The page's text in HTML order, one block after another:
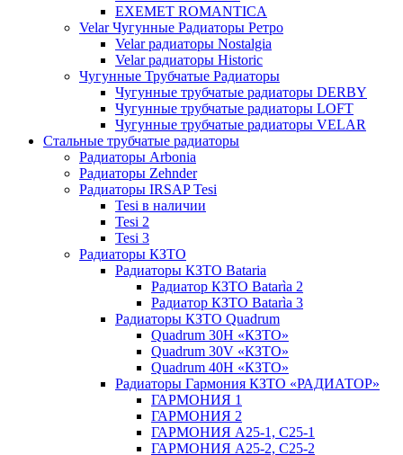
EXEMET ROMANTICA
Velar Чугунные Радиаторы Ретро
Velar радиаторы Nostalgia
Velar радиаторы Historic
Чугунные Трубчатые Радиаторы
Чугунные трубчатые радиаторы DERBY
Чугунные трубчатые радиаторы LOFT
Чугунные трубчатые радиаторы VELAR
Стальные трубчатые радиаторы
Радиаторы Arbonia
Радиаторы Zehnder
Радиаторы IRSAP Tesi
Tesi в наличии
Tesi 2
Tesi 3
Радиаторы КЗТО
Радиаторы КЗТО Bataria
Радиатор КЗТО Batarìa 2
Радиатор КЗТО Batarìa 3
Радиаторы КЗТО Quadrum
Quadrum 30H «КЗТО»
Quadrum 30V «КЗТО»
Quadrum 40H «КЗТО»
Радиаторы Гармония КЗТО «РАДИАТОР»
ГАРМОНИЯ 1
ГАРМОНИЯ 2
ГАРМОНИЯ А25-1, С25-1
ГАРМОНИЯ А25-2, С25-2